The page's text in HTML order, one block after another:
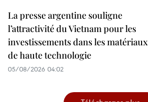
La presse argentine souligne
l’attractivité du Vietnam pour les
investissements dans les matériaux
de haute technologie
05/08/2026 04:02